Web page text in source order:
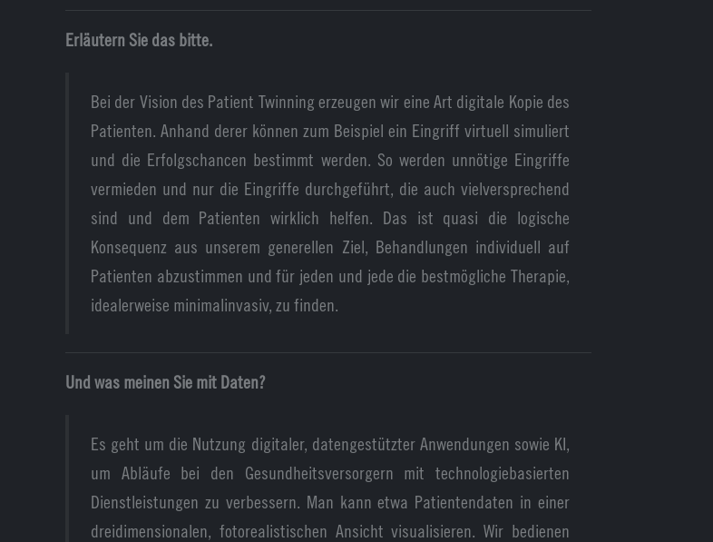
Erläutern Sie das bitte.
Bei der Vision des Patient Twinning erzeugen wir eine Art digitale Kopie des
Patienten. Anhand derer können zum Beispiel ein Eingriff virtuell simuliert
und die Erfolgschancen bestimmt werden. So werden unnötige Eingriffe
vermieden und nur die Eingriffe durchgeführt, die auch vielversprechend
sind und dem Patienten wirklich helfen. Das ist quasi die logische
Konsequenz aus unserem generellen Ziel, Behandlungen individuell auf
Patienten abzustimmen und für jeden und jede die bestmögliche Therapie,
idealerweise minimalinvasiv, zu finden.
Und was meinen Sie mit Daten?
Es geht um die Nutzung digitaler, datengestützter Anwendungen sowie KI,
um Abläufe bei den Gesundheitsversorgern mit technologiebasierten
Dienstleistungen zu verbessern. Man kann etwa Patientendaten in einer
dreidimensionalen, fotorealistischen Ansicht visualisieren. Wir bedienen